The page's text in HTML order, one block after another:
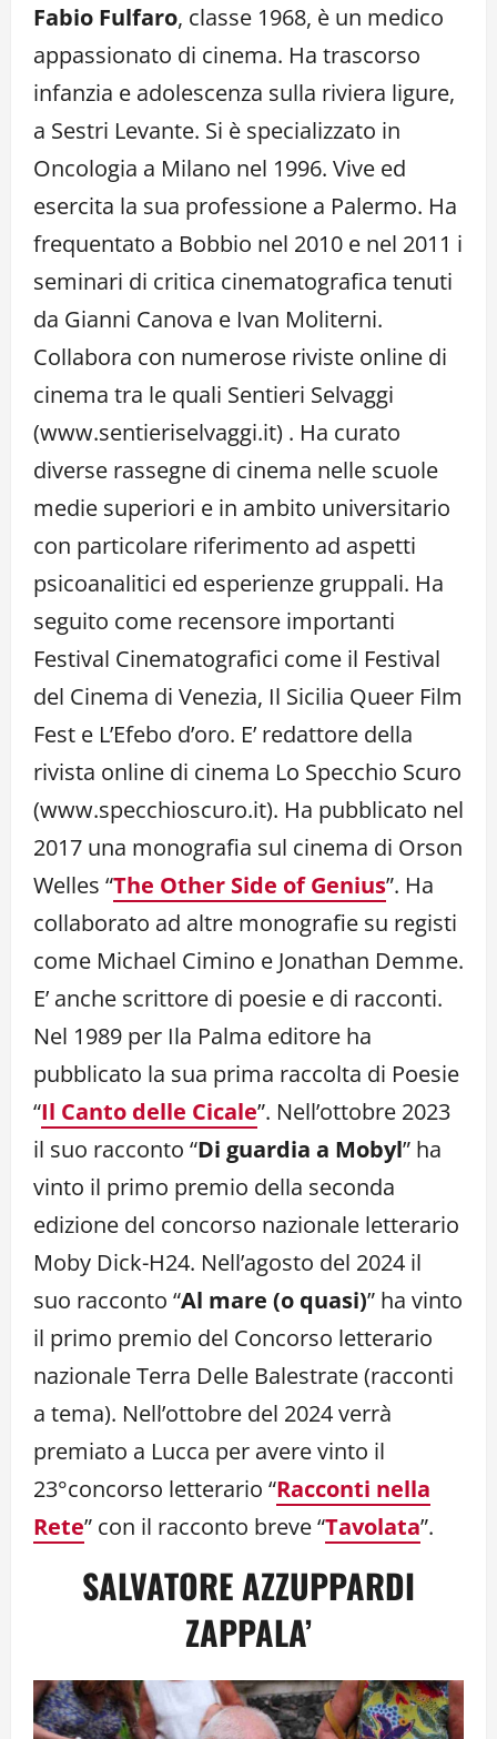
Fabio Fulfaro, classe 1968, è un medico
appassionato di cinema. Ha trascorso
infanzia e adolescenza sulla riviera ligure,
a Sestri Levante. Si è specializzato in
Oncologia a Milano nel 1996. Vive ed
esercita la sua professione a Palermo. Ha
frequentato a Bobbio nel 2010 e nel 2011 i
seminari di critica cinematografica tenuti
da Gianni Canova e Ivan Moliterni.
Collabora con numerose riviste online di
cinema tra le quali Sentieri Selvaggi
(www.sentieriselvaggi.it) . Ha curato
diverse rassegne di cinema nelle scuole
medie superiori e in ambito universitario
con particolare riferimento ad aspetti
psicoanalitici ed esperienze gruppali. Ha
seguito come recensore importanti
Festival Cinematografici come il Festival
del Cinema di Venezia, Il Sicilia Queer Film
Fest e L’Efebo d’oro. E’ redattore della
rivista online di cinema Lo Specchio Scuro
(www.specchioscuro.it). Ha pubblicato nel
2017 una monografia sul cinema di Orson
Welles “The Other Side of Genius”. Ha
collaborato ad altre monografie su registi
come Michael Cimino e Jonathan Demme.
E’ anche scrittore di poesie e di racconti.
Nel 1989 per Ila Palma editore ha
pubblicato la sua prima raccolta di Poesie
“Il Canto delle Cicale”. Nell’ottobre 2023
il suo racconto “Di guardia a Mobyl” ha
vinto il primo premio della seconda
edizione del concorso nazionale letterario
Moby Dick-H24. Nell’agosto del 2024 il
suo racconto “Al mare (o quasi)” ha vinto
il primo premio del Concorso letterario
nazionale Terra Delle Balestrate (racconti
a tema). Nell’ottobre del 2024 verrà
premiato a Lucca per avere vinto il
23°concorso letterario “Racconti nella
Rete” con il racconto breve “Tavolata”.
SALVATORE AZZUPPARDI
ZAPPALA’